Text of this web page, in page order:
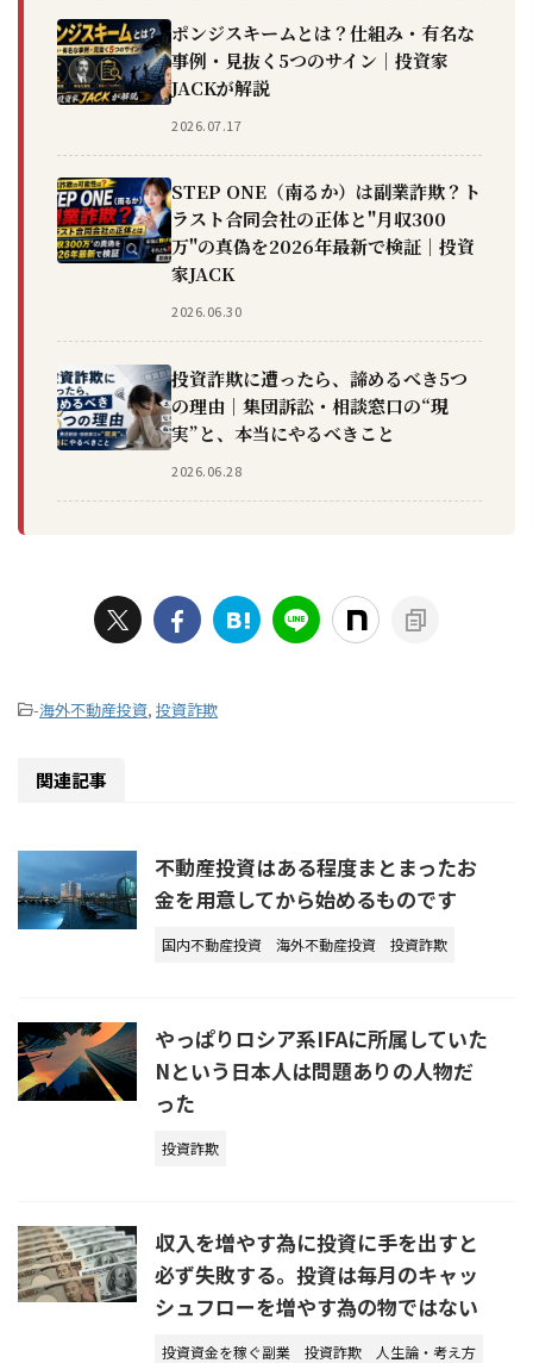
ポンジスキームとは？仕組み・有名な
事例・見抜く5つのサイン｜投資家
JACKが解説
2026.07.17
STEP ONE（南るか）は副業詐欺？ト
ラスト合同会社の正体と"月収300
万"の真偽を2026年最新で検証｜投資
家JACK
2026.06.30
投資詐欺に遭ったら、諦めるべき5つ
の理由｜集団訴訟・相談窓口の“現
実”と、本当にやるべきこと
2026.06.28
-海外不動産投資, 投資詐欺
関連記事
不動産投資はある程度まとまったお
金を用意してから始めるものです
国内不動産投資 海外不動産投資 投資詐欺
やっぱりロシア系IFAに所属していた
Nという日本人は問題ありの人物だ
った
投資詐欺
収入を増やす為に投資に手を出すと
必ず失敗する。投資は毎月のキャッ
シュフローを増やす為の物ではない
投資資金を稼ぐ副業 投資詐欺 人生論・考え方